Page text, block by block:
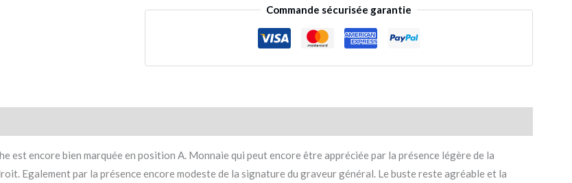
Commande sécurisée garantie
est encore bien marquée en position A. Monnaie qui peut encore être appréciée par la présence légère de la
Egalement par la présence encore modeste de la signature du graveur général. Le buste reste agréable et la